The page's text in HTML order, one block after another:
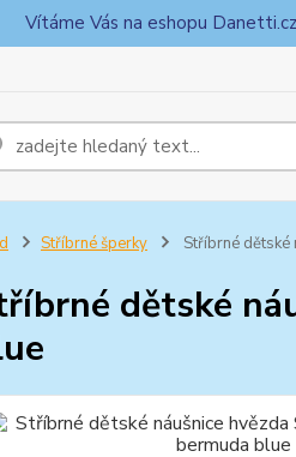
Vítáme Vás na eshopu
Stříbrné šperky Stříbrné
dětské